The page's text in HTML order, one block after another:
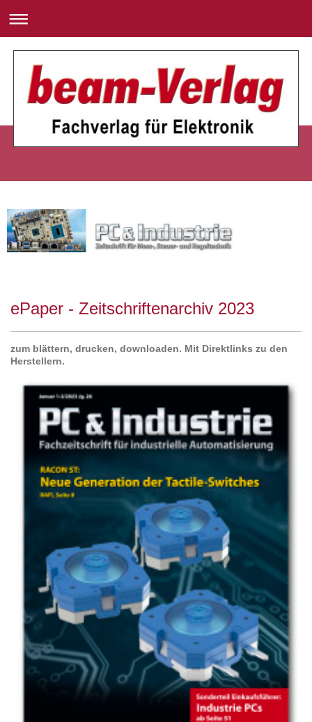
ePaper - Zeitschriftenarchiv 2023
zum blättern, drucken, downloaden. Mit Direktlinks zu den
Herstellern.